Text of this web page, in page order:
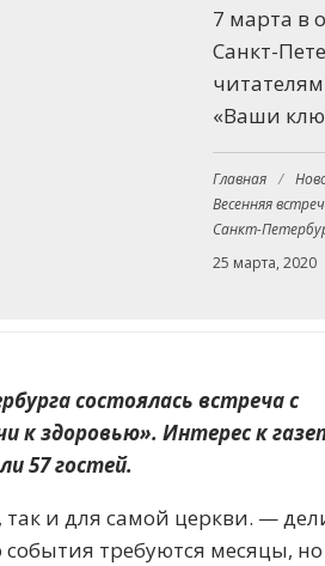
7 марта в
Санкт-
«Ваши
Главная /
Весенняя
Санкт-
25 марта, 2020
состоялась встреча с
здоровью». Интерес к
57 гостей.
так и для самой церкви. —
требуются месяцы, но